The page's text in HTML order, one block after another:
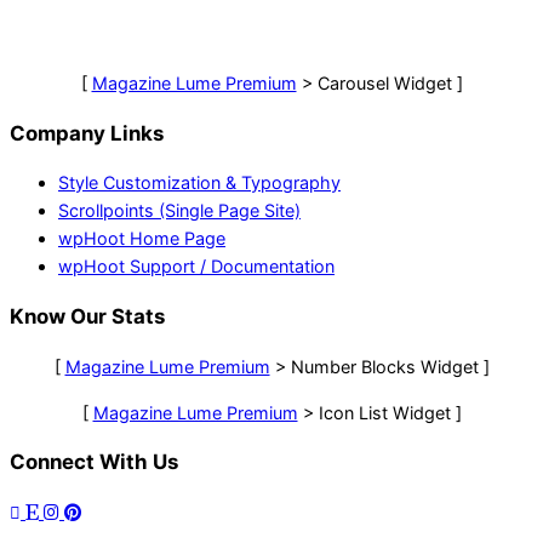
[ Magazine Lume Premium > Carousel Widget ]
Company Links
Style Customization & Typography
Scrollpoints (Single Page Site)
wpHoot Home Page
wpHoot Support / Documentation
Know Our Stats
[ Magazine Lume Premium > Number Blocks Widget ]
[ Magazine Lume Premium > Icon List Widget ]
Connect With Us